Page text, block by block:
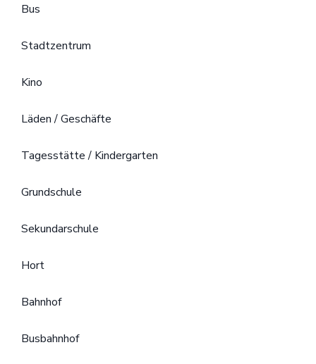
Bus
Stadtzentrum
Kino
Läden / Geschäfte
Tagesstätte / Kindergarten
Grundschule
Sekundarschule
Hort
Bahnhof
Busbahnhof